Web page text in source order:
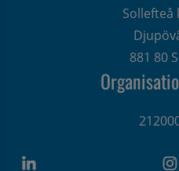
Sollefteå
881 80